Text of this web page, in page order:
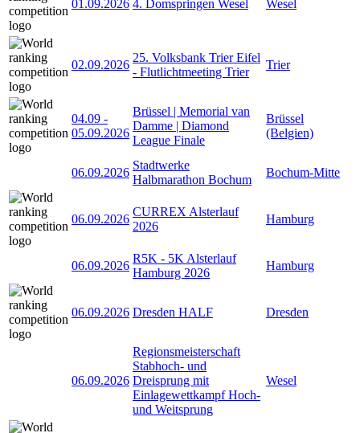
01.09.2026 4. Domspringen Wesel Wesel
02.09.2026
25. Volksbank Trier Eifel
- Flutlichtmeeting Trier
Trier
04.09 -
05.09.2026
Brüssel | Memorial van
Damme | Diamond
League Finale
Brüssel
(Belgien)
06.09.2026
Stadtwerke
Halbmarathon Bochum
Bochum-Mitte
06.09.2026
CURREX Alsterlauf
2026
Hamburg
06.09.2026
R5K - 5K Alsterlauf
Hamburg 2026
Hamburg
06.09.2026 Dresden HALF Dresden
06.09.2026
Regionsmeisterschaft
Stabhoch- und
Dreisprung mit
Einlagewettkampf Hoch-
und Weitsprung
Wesel